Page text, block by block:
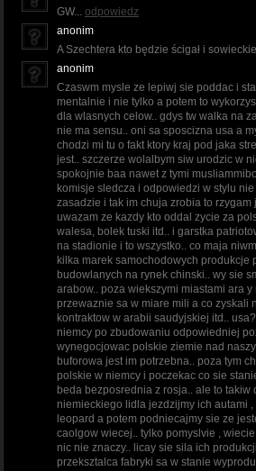
GW... odpowiedz
anonim
A Szechtera kto będzie ścigał i
anonim
Czaswm mysle ze lepiwj sie poddac i
mentalnie i nie tylko a potem to
dla wlasnych celow.. gdys tw walka na
nie ma sensu.. oni sa sposcizna usa a
chodzi mi tu o fakt ktory kraj pod jaka
jest.. szczerze wolalbym siw urodzic w
spokojnie baa nawet z tymi
komisje sledcza i odpowiedzi w stylu
zasadzie i tak im chuja zrobia to rzygam
uwazam ze kazdy kto oddal zycie za
walesa, bolek tuski itd.. i garstka
na stadionie i to wszystko.. co maja
kilka marek samochodowych produkcje
budowlanych na rynek chinski.. wy sie
arabow.. poza wiekszymi miastami ara
przewaznie sa w miare mili a co zyskali
kontraktow w arabii saudyjskiej itd..
niemcy po zbudowaniu odpowiedniej
wynegocjowac polskie ziemie nad
buforowa jest im potrzebna.. poza tym
polskie w niemcy i poczekac co sie
beda bezposrednia z rosja.. ale to takiw
niemieckiego lidla jezdzijmy ich autami
leopard a potem podniecajmy sie ze
caolgow wiecej.. tylko pomyslvie ,
nic nie znaczy.. licay sie sila ich
przeksztalca fabryki sa w stanie